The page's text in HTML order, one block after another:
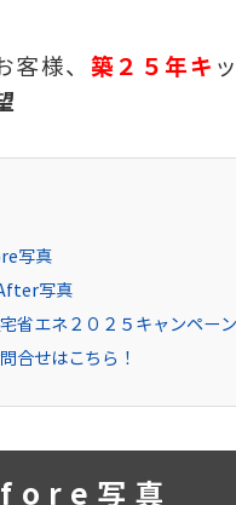
客様、 築２５年キ
写真
写真
省エネ２０２５キャンペー
合せはこちら！
写真